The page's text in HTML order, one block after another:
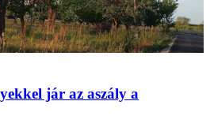
jár az aszály a